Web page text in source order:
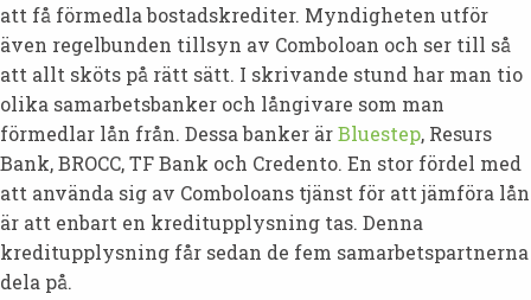
att få förmedla bostadskrediter. Myndigheten utför
även regelbunden tillsyn av Comboloan och ser till så
att allt sköts på rätt sätt. I skrivande stund har man tio
olika samarbetsbanker och långivare som man
förmedlar lån från. Dessa banker ärBluestep, Resurs
Bank, BROCC, TF Bank och Credento. En stor fördel med
att använda sig av Comboloans tjänst för att jämföra lån
är att enbart en kreditupplysning tas. Denna
kreditupplysning får sedan de fem samarbetspartnerna
dela på.